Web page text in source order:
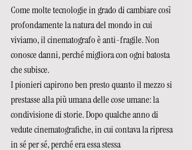
Come molte tecnologie in grado di cambiare così
profondamente la natura del mondo in cui
viviamo, il cinematografo è anti-fragile. Non
conosce danni, perché migliora con ogni batosta
che subisce.
I pionieri capirono ben presto quanto il mezzo si
prestasse alla più umana delle cose umane: la
condivisione di storie. Dopo qualche anno di
vedute cinematografiche, in cui contava la ripresa
in sé per sé, perché era essa stessa